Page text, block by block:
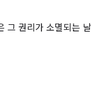
그 권리가 소멸되는 날